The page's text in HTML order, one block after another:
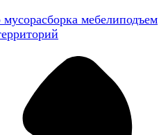
мусорасборка мебелиподъем